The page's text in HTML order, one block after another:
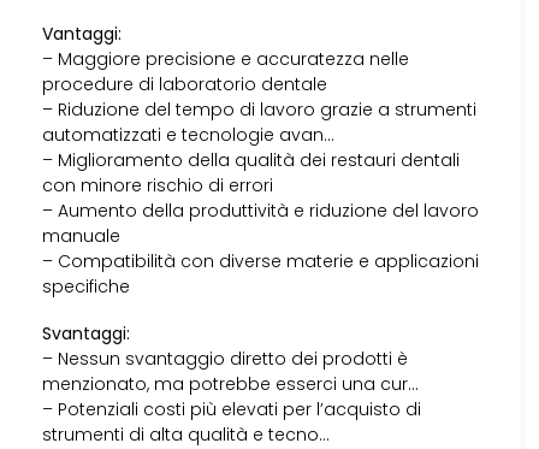
Vantaggi:
– Maggiore precisione e accuratezza nelle
procedure di laboratorio dentale
– Riduzione del tempo di lavoro grazie a strumenti
automatizzati e tecnologie avan…
– Miglioramento della qualità dei restauri dentali
con minore rischio di errori
– Aumento della produttività e riduzione del lavoro
manuale
– Compatibilità con diverse materie e applicazioni
specifiche
Svantaggi:
– Nessun svantaggio diretto dei prodotti è
menzionato, ma potrebbe esserci una cur…
– Potenziali costi più elevati per l’acquisto di
strumenti di alta qualità e tecno…